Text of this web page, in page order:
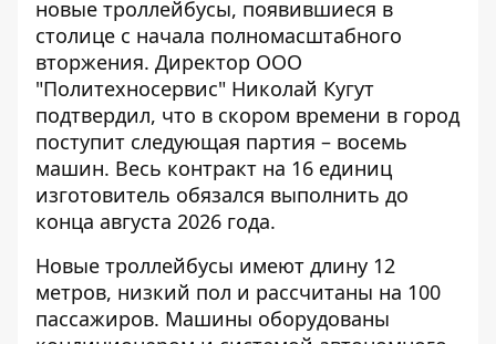
новые троллейбусы, появившиеся в
столице с начала полномасштабного
вторжения. Директор ООО
"Политехносервис" Николай Кугут
подтвердил, что в скором времени в город
поступит следующая партия – восемь
машин. Весь контракт на 16 единиц
изготовитель обязался выполнить до
конца августа 2026 года.
Новые троллейбусы имеют длину 12
метров, низкий пол и рассчитаны на 100
пассажиров. Машины оборудованы